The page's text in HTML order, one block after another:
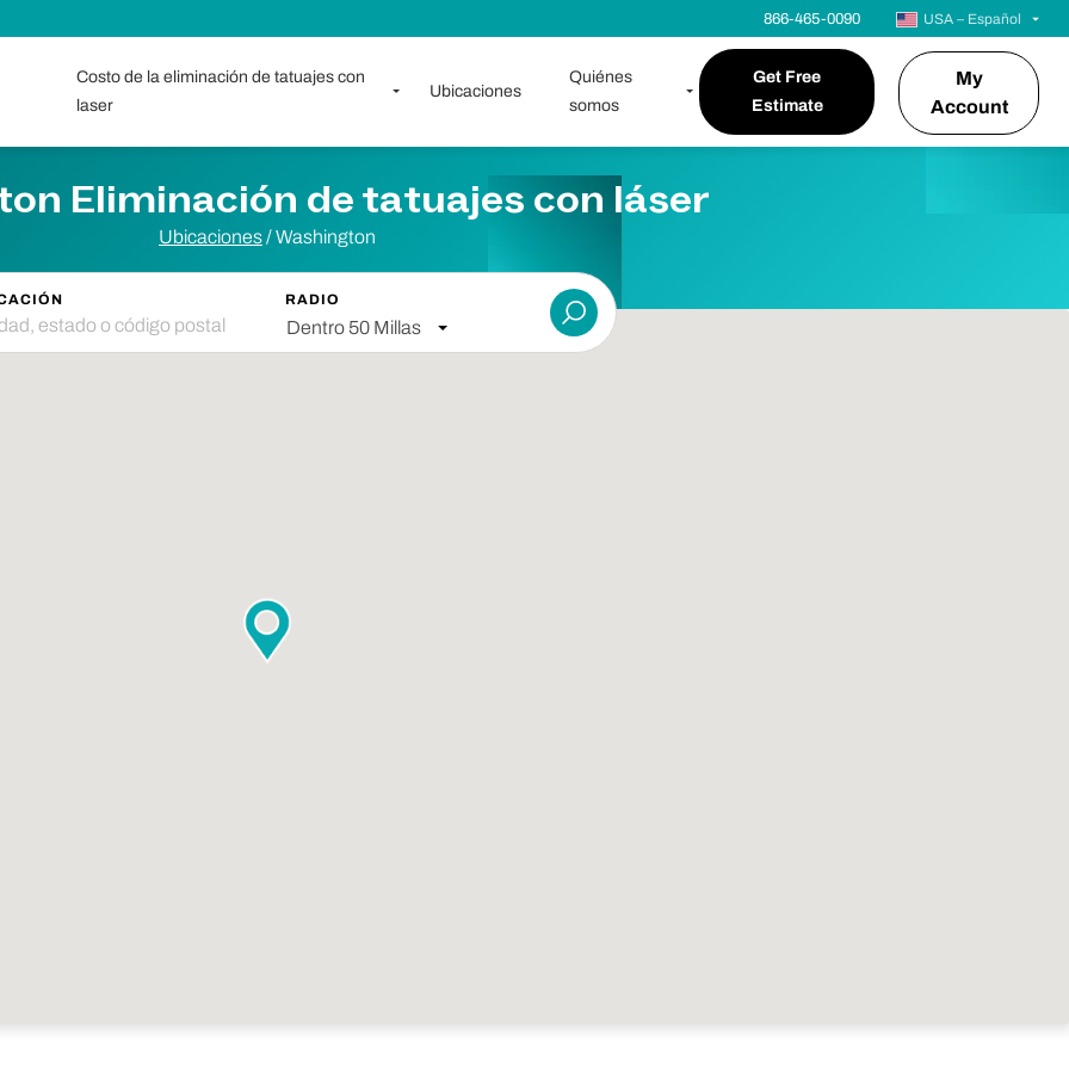
866-465-0090 USA – Español
Costo de la eliminación de tatuajes con
laser
Ubicaciones
Quiénes
somos
Get Free
Estimate
My
Account
Eliminación de tatuajes con láser
Ubicaciones/ Washington
Entregar
RADIO
Dentro 50 Millas